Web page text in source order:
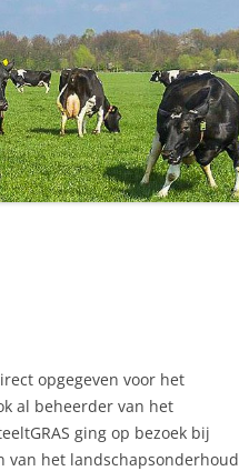
opgegeven voor het
al beheerder van het
ging op bezoek bij
van het landschapsonderhoud